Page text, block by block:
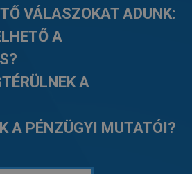
VÁLASZOKAT ADUNK:
A
A
A PÉNZÜGYI MUTATÓI?